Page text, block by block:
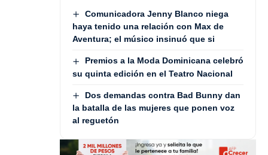
Comunicadora Jenny Blanco niega
haya tenido una relación con Max de
Aventura; el músico insinuó que si
Premios a la Moda Dominicana celebró
su quinta edición en el Teatro Nacional
Dos demandas contra Bad Bunny dan
la batalla de las mujeres que ponen voz
al reguetón